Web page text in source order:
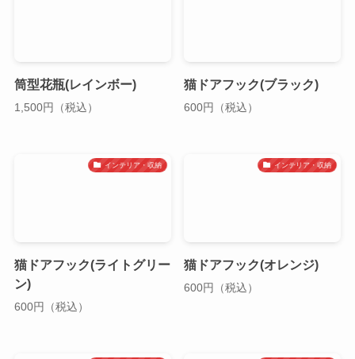
筒型花瓶(レインボー)
1,500円（税込）
猫ドアフック(ブラック)
600円（税込）
インテリア・収納
猫ドアフック(ライトグリー
ン)
600円（税込）
インテリア・収納
猫ドアフック(オレンジ)
600円（税込）